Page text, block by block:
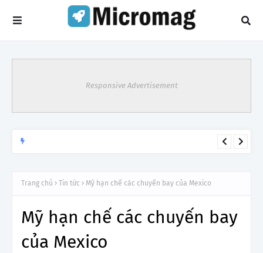
Responsive Advertisement
Trang chủ Tin tức Mỹ hạn chế các chuyến bay của Mexico
Mỹ hạn chế các chuyến bay
của Mexico